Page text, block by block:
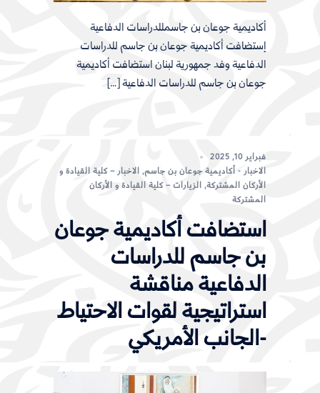
أكاديمية جوعان بن جاسمللدراسات الدفاعية
إستضافت أكاديمية جوعان بن جاسم للدراسات
الدفاعية وفد جمهورية لبنان استضافت أكاديمية
جوعان بن جاسم للدراسات الدفاعية […]
فبراير 10, 2025
الاخبار - أكاديمية جوعان بن جاسم, الاخبار – كلية القيادة و
الأركان المشتركة, الزيارات – كلية القيادة و الأركان
المشتركة
استضافت أكاديمية جوعان
بن جاسم للدراسات
الدفاعية مناقشة
استراتيجية لقوات الاحتياط
-الجانب الأمريكي